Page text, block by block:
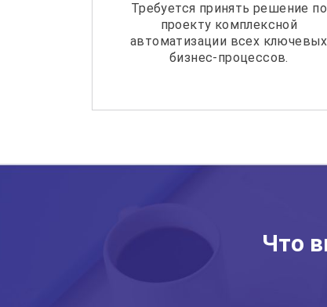
Требуется принять решение по
проекту комплексной
автоматизации всех ключевых
бизнес-процессов.
Что